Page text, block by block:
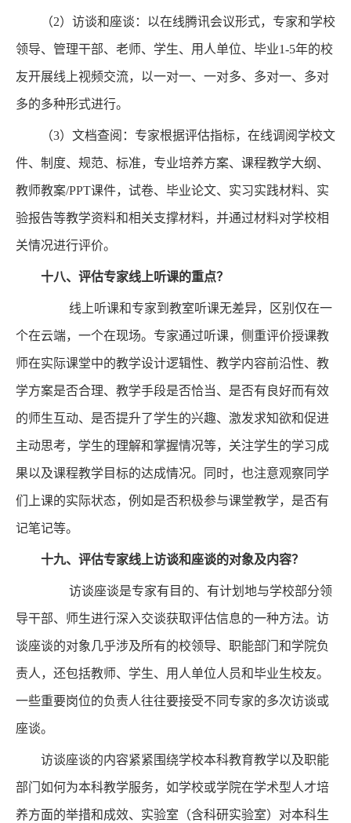
（2）访谈和座谈：以在线腾讯会议形式，专家和学校
领导、管理干部、老师、学生、用人单位、毕业1-5年的校
友开展线上视频交流，以一对一、一对多、多对一、多对
多的多种形式进行。
（3）文档查阅：专家根据评估指标，在线调阅学校文
件、制度、规范、标准，专业培养方案、课程教学大纲、
教师教案/PPT课件，试卷、毕业论文、实习实践材料、实
验报告等教学资料和相关支撑材料，并通过材料对学校相
关情况进行评价。
十八、 评估专家线上听课的重点？
线上听课和专家到教室听课无差异，区别仅在一
个在云端，一个在现场。专家通过听课，侧重评价授课教
师在实际课堂中的教学设计逻辑性、教学内容前沿性、教
学方案是否合理、教学手段是否恰当、是否有良好而有效
的师生互动、是否提升了学生的兴趣、激发求知欲和促进
主动思考，学生的理解和掌握情况等，关注学生的学习成
果以及课程教学目标的达成情况。同时，也注意观察同学
们上课的实际状态，例如是否积极参与课堂教学，是否有
记笔记等。
十九、 评估专家线上访谈和座谈的对象及内容？
访谈座谈是专家有目的、有计划地与学校部分领
导干部、师生进行深入交谈获取评估信息的一种方法。访
谈座谈的对象几乎涉及所有的校领导、职能部门和学院负
责人，还包括教师、学生、用人单位人员和毕业生校友。
一些重要岗位的负责人往往要接受不同专家的多次访谈或
座谈。
访谈座谈的内容紧紧围绕学校本科教育教学以及职能
部门如何为本科教学服务，如学校或学院在学术型人才培
养方面的举措和成效、实验室（含科研实验室）对本科生